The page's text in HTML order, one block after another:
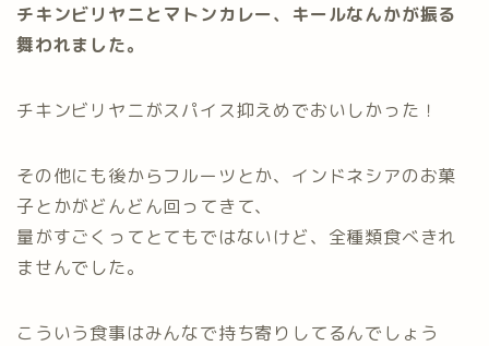
チキンビリヤニとマトンカレー、キールなんかが振る
舞われました。
チキンビリヤニがスパイス抑えめでおいしかった！
その他にも後からフルーツとか、インドネシアのお菓
子とかがどんどん回ってきて、
量がすごくってとてもではないけど、全種類食べきれ
ませんでした。
こういう食事はみんなで持ち寄りしてるんでしょう